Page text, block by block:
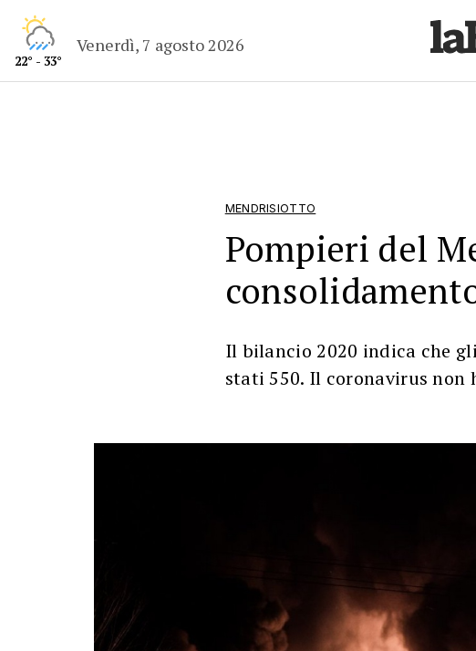
22° - 33°
Venerdì, 7 agosto 2026
MENDRISIOTTO
Pompieri del
Il bilancio 2020 indica che
stati 550. Il coronavirus